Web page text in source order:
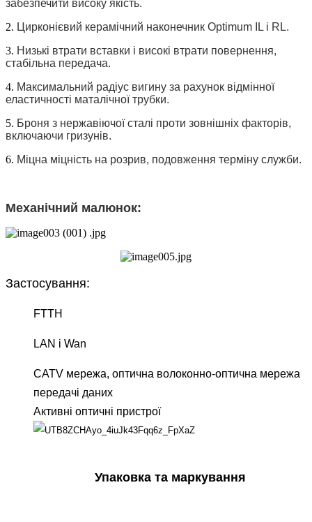
забезпечити високу якість.
2. Цирконієвий керамічний наконечник Optimum IL і RL.
3. Низькі втрати вставки і високі втрати повернення,
стабільна передача.
4. Максимальний радіус вигину за рахунок відмінної
еластичності маталічної трубки.
5. Броня з нержавіючої сталі проти зовнішніх факторів,
включаючи гризунів.
6. Міцна міцність на розрив, подовження терміну служби.
Механічний малюнок:
Застосування:
FTTH
LAN і Wan
CATV мережа, оптична волоконно-оптична мережа
передачі даних
Активні оптичні пристрої
Упаковка та маркування